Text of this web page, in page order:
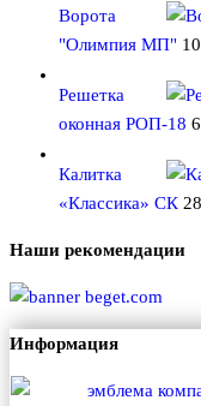
Ворота
"Олимпия МП"
Решетка
оконная РОП-18
Калитка
«Классика» СК
Наши рекомендации
Информация